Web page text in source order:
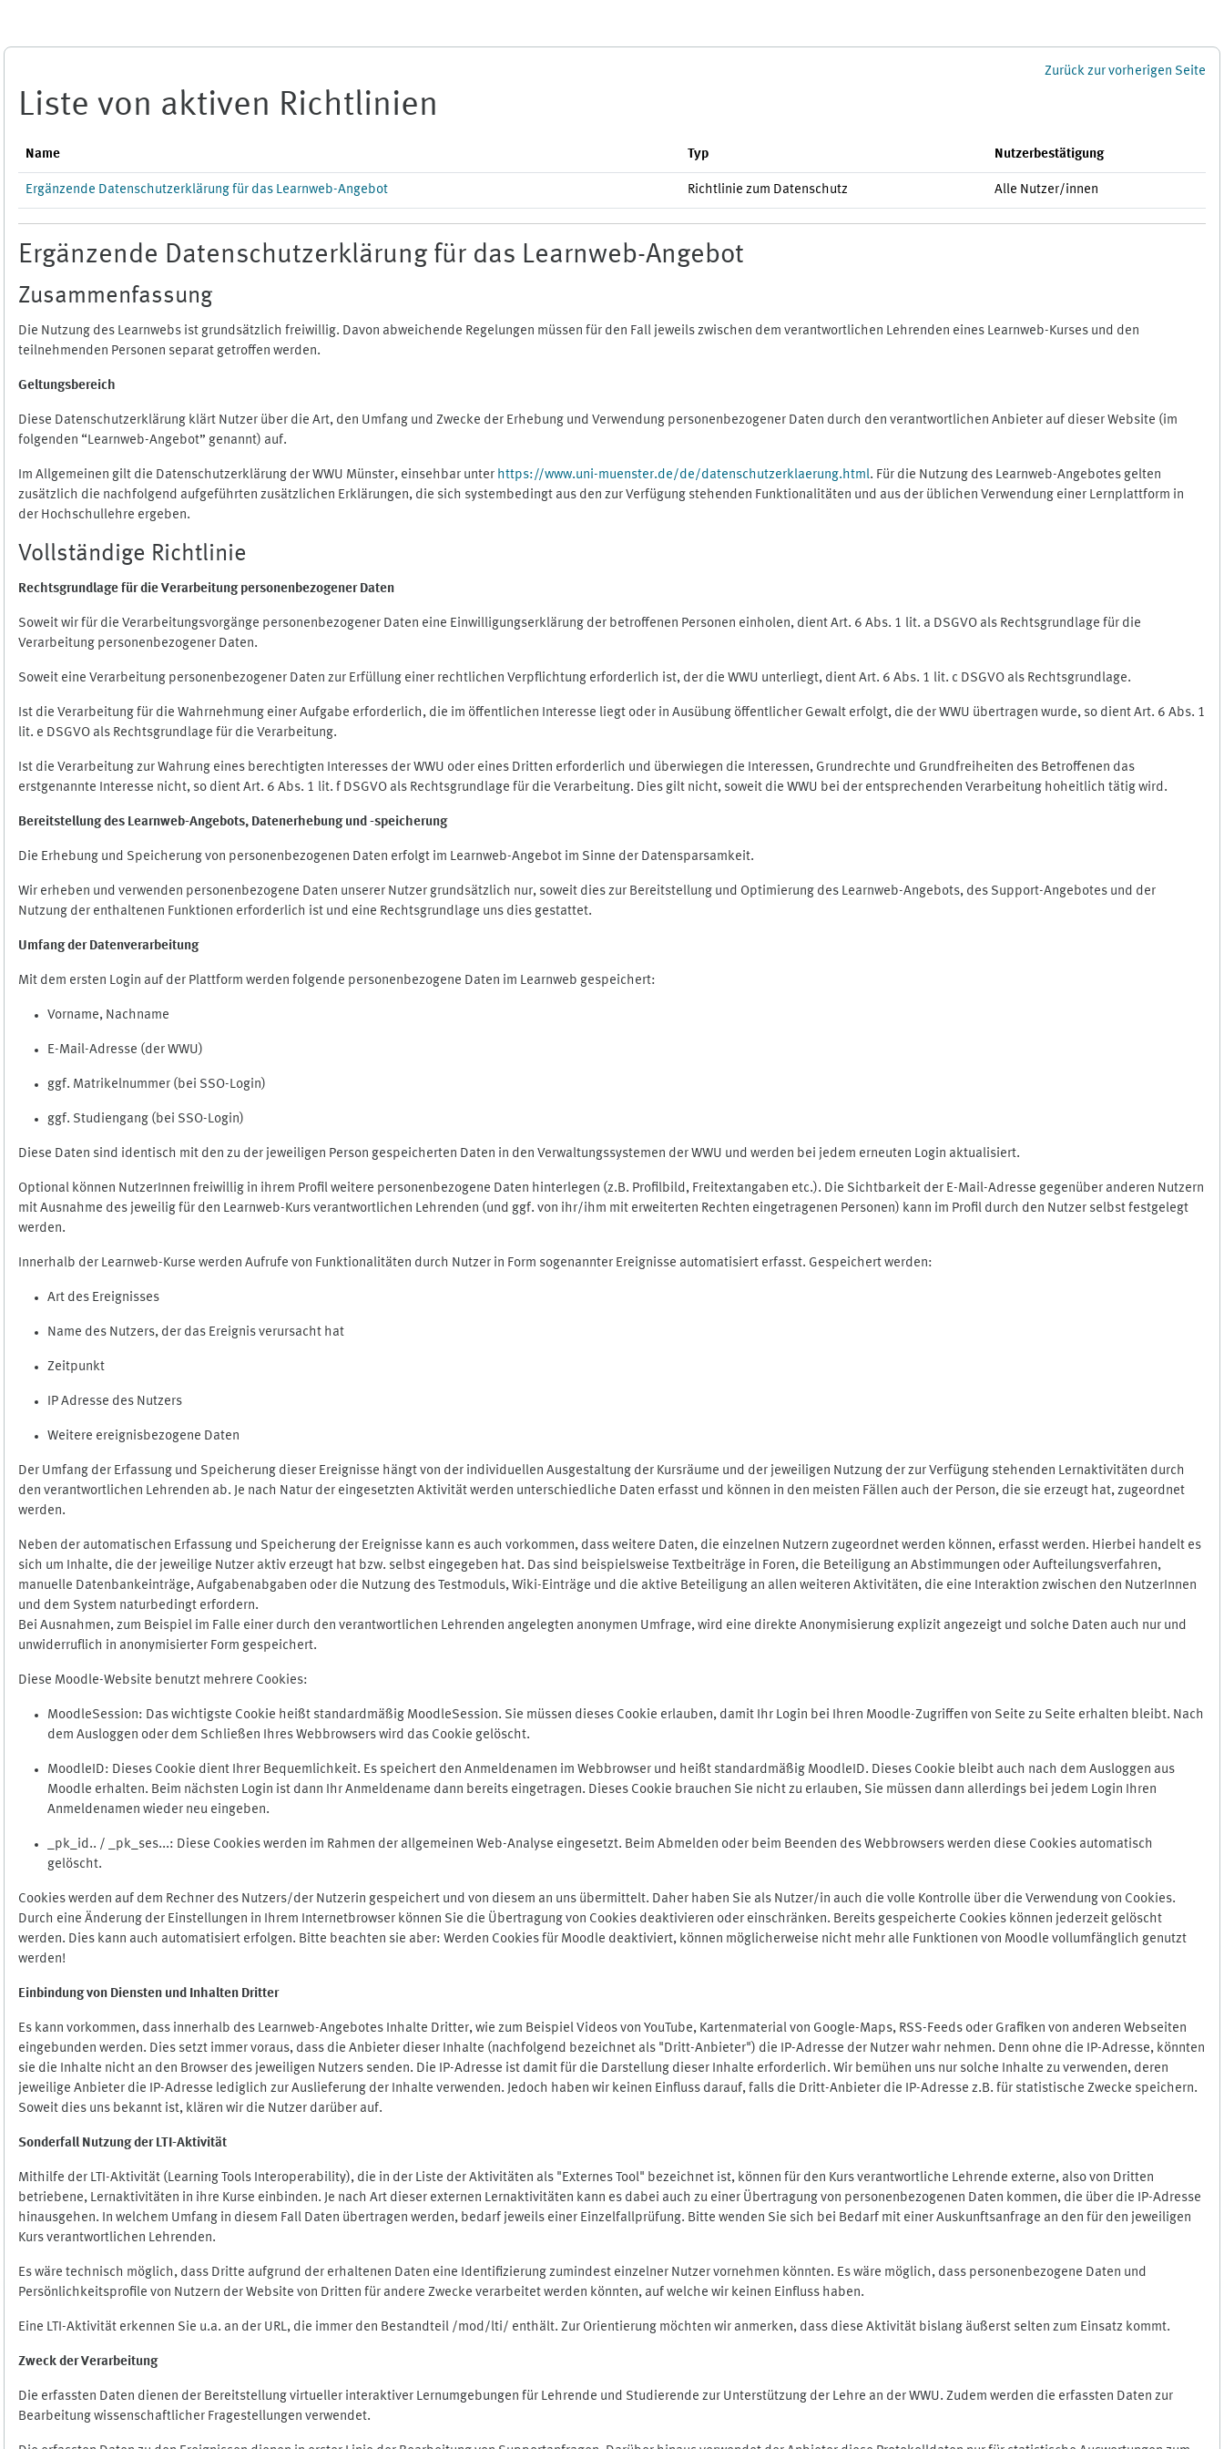
Zurück zur vorherigen Seite
Liste von aktiven Richtlinien
Name Typ Nutzerbestätigung
Ergänzende Datenschutzerklärung für das Learnweb-Angebot Richtlinie zum Datenschutz Alle Nutzer/innen
Ergänzende Datenschutzerklärung für das Learnweb-Angebot
Zusammenfassung
Die Nutzung des Learnwebs ist grundsätzlich freiwillig. Davon abweichende Regelungen müssen für den Fall jeweils zwischen dem verantwortlichen Lehrenden eines Learnweb-Kurses und den
teilnehmenden Personen separat getroffen werden.
Geltungsbereich
Diese Datenschutzerklärung klärt Nutzer über die Art, den Umfang und Zwecke der Erhebung und Verwendung personenbezogener Daten durch den verantwortlichen Anbieter auf dieser Website (im
folgenden “Learnweb-Angebot” genannt) auf.
Im Allgemeinen gilt die Datenschutzerklärung der WWU Münster, einsehbar unter https://www.uni-muenster.de/de/datenschutzerklaerung.html. Für die Nutzung des Learnweb-Angebotes gelten
zusätzlich die nachfolgend aufgeführten zusätzlichen Erklärungen, die sich systembedingt aus den zur Verfügung stehenden Funktionalitäten und aus der üblichen Verwendung einer Lernplattform in
der Hochschullehre ergeben.
Vollständige Richtlinie
Rechtsgrundlage für die Verarbeitung personenbezogener Daten
Soweit wir für die Verarbeitungsvorgänge personenbezogener Daten eine Einwilligungserklärung der betroffenen Personen einholen, dient Art. 6 Abs. 1 lit. a DSGVO als Rechtsgrundlage für die
Verarbeitung personenbezogener Daten.
Soweit eine Verarbeitung personenbezogener Daten zur Erfüllung einer rechtlichen Verpflichtung erforderlich ist, der die WWU unterliegt, dient Art. 6 Abs. 1 lit. c DSGVO als Rechtsgrundlage.
Ist die Verarbeitung für die Wahrnehmung einer Aufgabe erforderlich, die im öffentlichen Interesse liegt oder in Ausübung öffentlicher Gewalt erfolgt, die der WWU übertragen wurde, so dient Art. 6 Abs. 1
lit. e DSGVO als Rechtsgrundlage für die Verarbeitung.
Ist die Verarbeitung zur Wahrung eines berechtigten Interesses der WWU oder eines Dritten erforderlich und überwiegen die Interessen, Grundrechte und Grundfreiheiten des Betroffenen das
erstgenannte Interesse nicht, so dient Art. 6 Abs. 1 lit. f DSGVO als Rechtsgrundlage für die Verarbeitung. Dies gilt nicht, soweit die WWU bei der entsprechenden Verarbeitung hoheitlich tätig wird.
Bereitstellung des Learnweb-Angebots, Datenerhebung und -speicherung
Die Erhebung und Speicherung von personenbezogenen Daten erfolgt im Learnweb-Angebot im Sinne der Datensparsamkeit.
Wir erheben und verwenden personenbezogene Daten unserer Nutzer grundsätzlich nur, soweit dies zur Bereitstellung und Optimierung des Learnweb-Angebots, des Support-Angebotes und der
Nutzung der enthaltenen Funktionen erforderlich ist und eine Rechtsgrundlage uns dies gestattet.
Umfang der Datenverarbeitung
Mit dem ersten Login auf der Plattform werden folgende personenbezogene Daten im Learnweb gespeichert:
Vorname, Nachname
E-Mail-Adresse (der WWU)
ggf. Matrikelnummer (bei SSO-Login)
ggf. Studiengang (bei SSO-Login)
Diese Daten sind identisch mit den zu der jeweiligen Person gespeicherten Daten in den Verwaltungssystemen der WWU und werden bei jedem erneuten Login aktualisiert.
Optional können NutzerInnen freiwillig in ihrem Profil weitere personenbezogene Daten hinterlegen (z.B. Profilbild, Freitextangaben etc.). Die Sichtbarkeit der E-Mail-Adresse gegenüber anderen Nutzern
mit Ausnahme des jeweilig für den Learnweb-Kurs verantwortlichen Lehrenden (und ggf. von ihr/ihm mit erweiterten Rechten eingetragenen Personen) kann im Profil durch den Nutzer selbst festgelegt
werden.
Innerhalb der Learnweb-Kurse werden Aufrufe von Funktionalitäten durch Nutzer in Form sogenannter Ereignisse automatisiert erfasst. Gespeichert werden:
Art des Ereignisses
Name des Nutzers, der das Ereignis verursacht hat
Zeitpunkt
IP Adresse des Nutzers
Weitere ereignisbezogene Daten
Der Umfang der Erfassung und Speicherung dieser Ereignisse hängt von der individuellen Ausgestaltung der Kursräume und der jeweiligen Nutzung der zur Verfügung stehenden Lernaktivitäten durch
den verantwortlichen Lehrenden ab. Je nach Natur der eingesetzten Aktivität werden unterschiedliche Daten erfasst und können in den meisten Fällen auch der Person, die sie erzeugt hat, zugeordnet
werden.
Neben der automatischen Erfassung und Speicherung der Ereignisse kann es auch vorkommen, dass weitere Daten, die einzelnen Nutzern zugeordnet werden können, erfasst werden. Hierbei handelt es
sich um Inhalte, die der jeweilige Nutzer aktiv erzeugt hat bzw. selbst eingegeben hat. Das sind beispielsweise Textbeiträge in Foren, die Beteiligung an Abstimmungen oder Aufteilungsverfahren,
manuelle Datenbankeinträge, Aufgabenabgaben oder die Nutzung des Testmoduls, Wiki-Einträge und die aktive Beteiligung an allen weiteren Aktivitäten, die eine Interaktion zwischen den NutzerInnen
und dem System naturbedingt erfordern.
Bei Ausnahmen, zum Beispiel im Falle einer durch den verantwortlichen Lehrenden angelegten anonymen Umfrage, wird eine direkte Anonymisierung explizit angezeigt und solche Daten auch nur und
unwiderruflich in anonymisierter Form gespeichert.
Diese Moodle-Website benutzt mehrere Cookies:
MoodleSession: Das wichtigste Cookie heißt standardmäßig MoodleSession. Sie müssen dieses Cookie erlauben, damit Ihr Login bei Ihren Moodle-Zugriffen von Seite zu Seite erhalten bleibt. Nach
dem Ausloggen oder dem Schließen Ihres Webbrowsers wird das Cookie gelöscht.
MoodleID: Dieses Cookie dient Ihrer Bequemlichkeit. Es speichert den Anmeldenamen im Webbrowser und heißt standardmäßig MoodleID. Dieses Cookie bleibt auch nach dem Ausloggen aus
Moodle erhalten. Beim nächsten Login ist dann Ihr Anmeldename dann bereits eingetragen. Dieses Cookie brauchen Sie nicht zu erlauben, Sie müssen dann allerdings bei jedem Login Ihren
Anmeldenamen wieder neu eingeben.
_pk_id.. / _pk_ses...: Diese Cookies werden im Rahmen der allgemeinen Web-Analyse eingesetzt. Beim Abmelden oder beim Beenden des Webbrowsers werden diese Cookies automatisch
gelöscht.
Cookies werden auf dem Rechner des Nutzers/der Nutzerin gespeichert und von diesem an uns übermittelt. Daher haben Sie als Nutzer/in auch die volle Kontrolle über die Verwendung von Cookies.
Durch eine Änderung der Einstellungen in Ihrem Internetbrowser können Sie die Übertragung von Cookies deaktivieren oder einschränken. Bereits gespeicherte Cookies können jederzeit gelöscht
werden. Dies kann auch automatisiert erfolgen. Bitte beachten sie aber: Werden Cookies für Moodle deaktiviert, können möglicherweise nicht mehr alle Funktionen von Moodle vollumfänglich genutzt
werden!
Einbindung von Diensten und Inhalten Dritter
Es kann vorkommen, dass innerhalb des Learnweb-Angebotes Inhalte Dritter, wie zum Beispiel Videos von YouTube, Kartenmaterial von Google-Maps, RSS-Feeds oder Grafiken von anderen Webseiten
eingebunden werden. Dies setzt immer voraus, dass die Anbieter dieser Inhalte (nachfolgend bezeichnet als "Dritt-Anbieter") die IP-Adresse der Nutzer wahr nehmen. Denn ohne die IP-Adresse, könnten
sie die Inhalte nicht an den Browser des jeweiligen Nutzers senden. Die IP-Adresse ist damit für die Darstellung dieser Inhalte erforderlich. Wir bemühen uns nur solche Inhalte zu verwenden, deren
jeweilige Anbieter die IP-Adresse lediglich zur Auslieferung der Inhalte verwenden. Jedoch haben wir keinen Einfluss darauf, falls die Dritt-Anbieter die IP-Adresse z.B. für statistische Zwecke speichern.
Soweit dies uns bekannt ist, klären wir die Nutzer darüber auf.
Sonderfall Nutzung der LTI-Aktivität
Mithilfe der LTI-Aktivität (Learning Tools Interoperability), die in der Liste der Aktivitäten als "Externes Tool" bezeichnet ist, können für den Kurs verantwortliche Lehrende externe, also von Dritten
betriebene, Lernaktivitäten in ihre Kurse einbinden. Je nach Art dieser externen Lernaktivitäten kann es dabei auch zu einer Übertragung von personenbezogenen Daten kommen, die über die IP-Adresse
hinausgehen. In welchem Umfang in diesem Fall Daten übertragen werden, bedarf jeweils einer Einzelfallprüfung. Bitte wenden Sie sich bei Bedarf mit einer Auskunftsanfrage an den für den jeweiligen
Kurs verantwortlichen Lehrenden.
Es wäre technisch möglich, dass Dritte aufgrund der erhaltenen Daten eine Identifizierung zumindest einzelner Nutzer vornehmen könnten. Es wäre möglich, dass personenbezogene Daten und
Persönlichkeitsprofile von Nutzern der Website von Dritten für andere Zwecke verarbeitet werden könnten, auf welche wir keinen Einfluss haben.
Eine LTI-Aktivität erkennen Sie u.a. an der URL, die immer den Bestandteil /mod/lti/ enthält. Zur Orientierung möchten wir anmerken, dass diese Aktivität bislang äußerst selten zum Einsatz kommt.
Zweck der Verarbeitung
Die erfassten Daten dienen der Bereitstellung virtueller interaktiver Lernumgebungen für Lehrende und Studierende zur Unterstützung der Lehre an der WWU. Zudem werden die erfassten Daten zur
Bearbeitung wissenschaftlicher Fragestellungen verwendet.